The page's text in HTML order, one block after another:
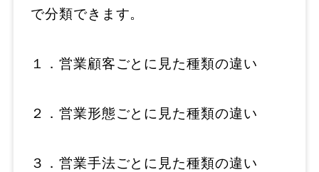
で分類できます。
１．営業顧客ごとに見た種類の違い
２．営業形態ごとに見た種類の違い
３．営業手法ごとに見た種類の違い